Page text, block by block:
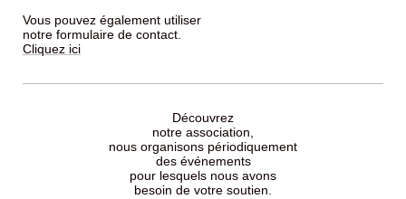
Vous pouvez également utiliser
notre formulaire de contact.
Cliquez ici
Découvrez
notre association,
nous organisons périodiquement
des événements
pour lesquels nous avons
besoin de votre soutien.